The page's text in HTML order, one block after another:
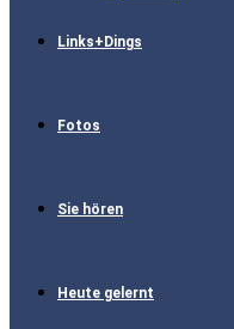
Links+Dings
Fotos
Sie hören
Heute gelernt